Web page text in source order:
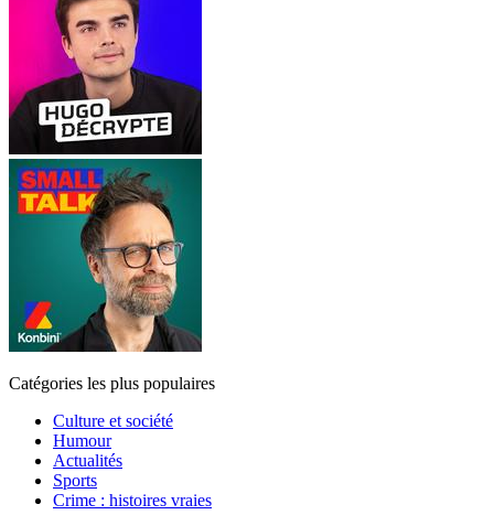
Catégories les plus populaires
Culture et société
Humour
Actualités
Sports
Crime : histoires vraies